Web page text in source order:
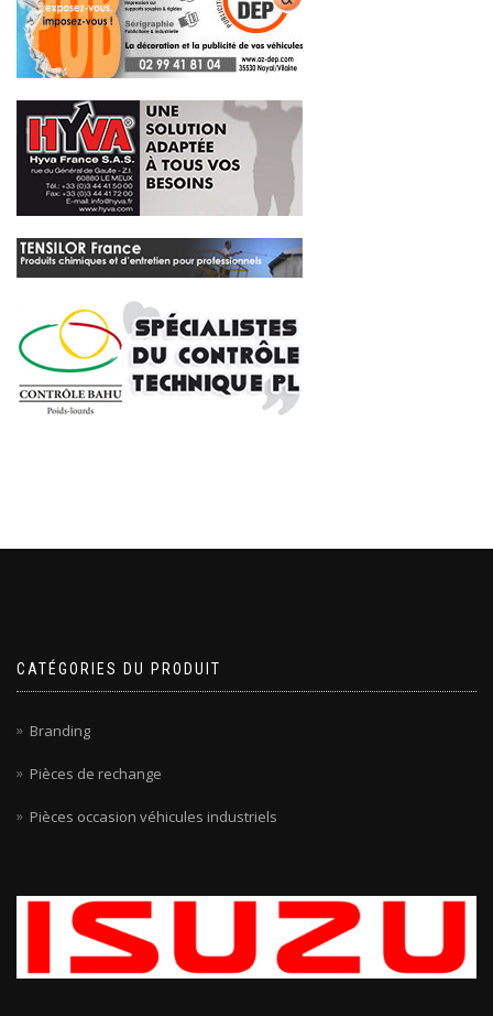
CATÉGORIES DU PRODUIT
Branding
Pièces de rechange
Pièces occasion véhicules industriels